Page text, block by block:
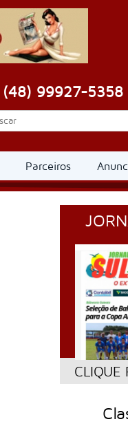
(48) 99927-5358
Parceiros
CLIQUE